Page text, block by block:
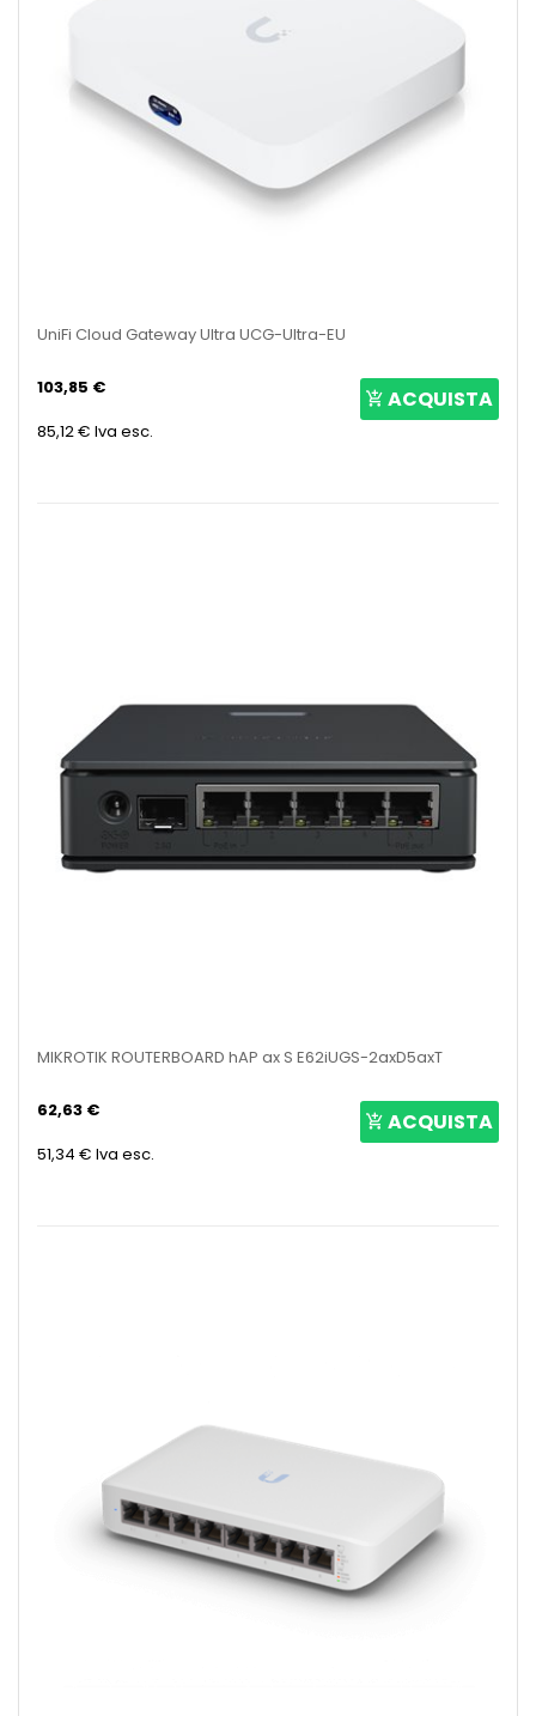
UniFi Cloud Gateway Ultra UCG-Ultra-EU
103,85 €
85,12 € Iva esc.
ACQUISTA
MIKROTIK ROUTERBOARD hAP ax S E62iUGS-2axD5axT
62,63 €
51,34 € Iva esc.
ACQUISTA